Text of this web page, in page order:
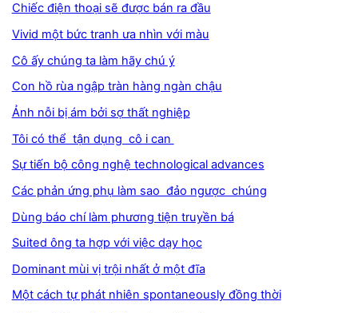
Chiếc điện thoại sẽ được bán ra đầu
Vivid một bức tranh ưa nhìn với màu
Cô ấy chúng ta làm hãy chú ý
Con hồ rùa ngập tràn hàng ngàn chậu
Ảnh nỗi bị ám bởi sợ thất nghiệp
Tôi có thể tận dụng cô i can
Sự tiến bộ công nghệ technological advances
Các phản ứng phụ làm sao đảo ngược chúng
Dùng báo chí làm phương tiện truyền bá
Suited ông ta hợp với việc dạy học
Dominant mùi vị trội nhất ở một đĩa
Một cách tự phát nhiên spontaneously đồng thời